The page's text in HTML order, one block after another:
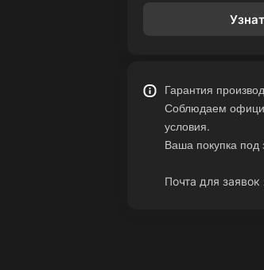
Гарантия
Соблюдаем
условия.
Ваша покупка под
Почта для заявок